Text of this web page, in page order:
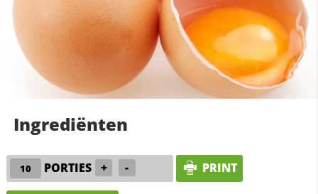
Ingrediënten
PORTIES + - PRINT